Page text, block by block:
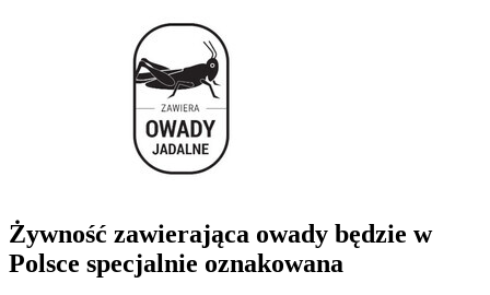
Żywność zawierająca owady będzie w
Polsce specjalnie oznakowana